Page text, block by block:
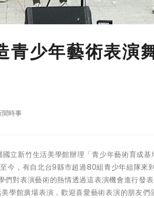
少年藝術表演
聞時事
立新竹生活美學館辦理「青少年藝術育成
今，有自北台9縣市超過80組青少年組隊來
對表演藝術的熱情透過這表演機會進行發
學館廣場表演，歡迎喜愛藝術表演的朋友